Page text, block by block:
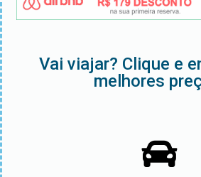
Vai viajar? Clique e
melhores